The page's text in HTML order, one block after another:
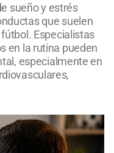
sueño y estrés
que suelen
Especialistas
en la rutina pueden
especialmente en